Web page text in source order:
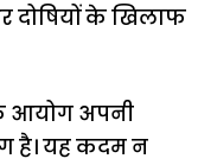
दोषियों के खिलाफ
आयोग अपनी
है। यह कदम न